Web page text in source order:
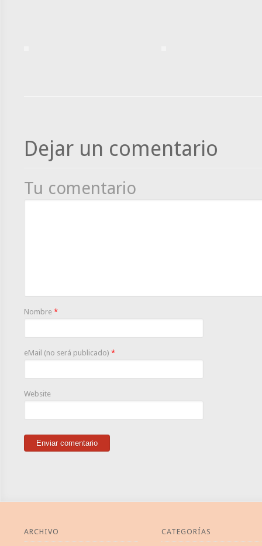
Dejar un comentario
Tu comentario
Nombre *
eMail (no será publicado) *
Website
ARCHIVO CATEGORÍAS